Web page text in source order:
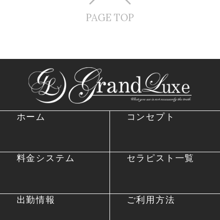
PAGE TOP
ホーム コンセプト
料金システム セラピスト一覧
出勤情報 ご利用方法